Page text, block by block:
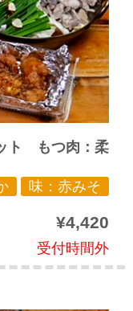
ト もつ肉：柔
味：赤みそ
¥4,420
受付時間外